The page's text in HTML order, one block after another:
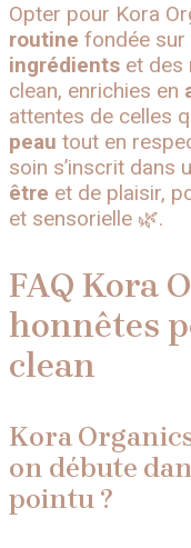
Opter pour Kora
routine fondée sur
ingrédients et des
clean, enrichies en
attentes de celles
peau tout en
soin s’inscrit dans
être et de plaisir,
et sensorielle 🌿.
FAQ Kora
honnêtes
clean
Kora
on débute
pointu ?